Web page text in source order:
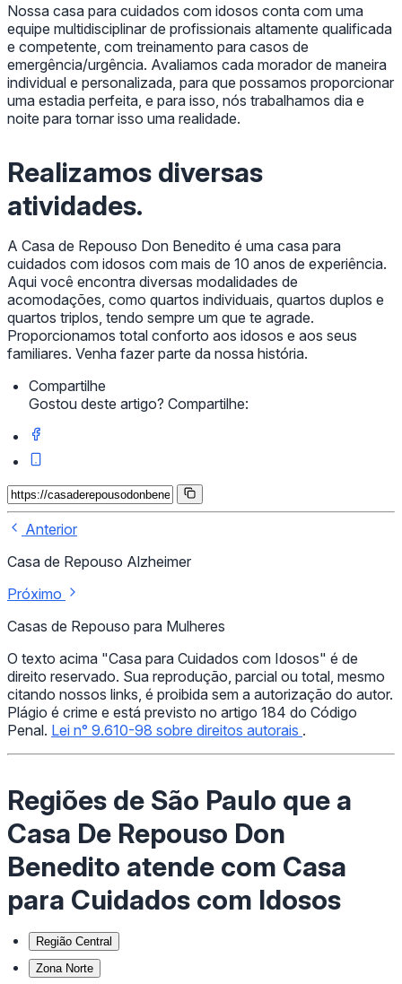
Nossa casa para cuidados com idosos conta com uma
equipe multidisciplinar de profissionais altamente qualificada
e competente, com treinamento para casos de
emergência/urgência. Avaliamos cada morador de maneira
individual e personalizada, para que possamos proporcionar
uma estadia perfeita, e para isso, nós trabalhamos dia e
noite para tornar isso uma realidade.
Realizamos diversas
atividades.
A Casa de Repouso Don Benedito é uma casa para
cuidados com idosos com mais de 10 anos de experiência.
Aqui você encontra diversas modalidades de
acomodações, como quartos individuais, quartos duplos e
quartos triplos, tendo sempre um que te agrade.
Proporcionamos total conforto aos idosos e aos seus
familiares. Venha fazer parte da nossa história.
Compartilhe
Gostou deste artigo? Compartilhe:
Anterior
Casa de Repouso Alzheimer
Próximo
Casas de Repouso para Mulheres
O texto acima "Casa para Cuidados com Idosos" é de
direito reservado. Sua reprodução, parcial ou total, mesmo
citando nossos links, é proibida sem a autorização do autor.
Plágio é crime e está previsto no artigo 184 do Código
Penal. Lei n° 9.610-98 sobre direitos autorais .
Regiões de São Paulo que a
Casa De Repouso Don
Benedito atende com Casa
para Cuidados com Idosos
Região Central
Zona Norte